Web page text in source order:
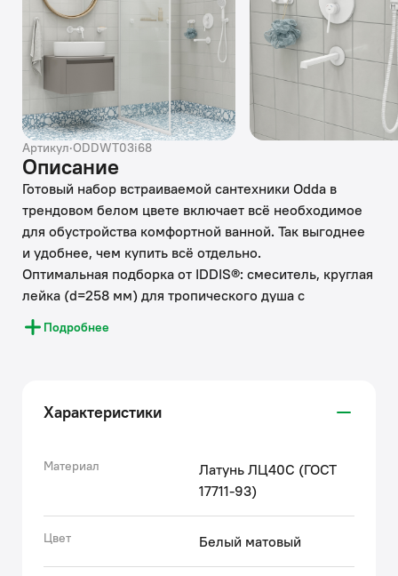
Артикул·ODDWT03i68
Описание
Готовый набор встраиваемой сантехники Odda в
трендовом белом цвете включает всё необходимое
для обустройства комфортной ванной. Так выгоднее
и удобнее, чем купить всё отдельно.
Оптимальная подборка от IDDIS®: смеситель, круглая
лейка (d=258 мм) для тропического душа с
кронштейном, ручная лейка (d=120 мм) с 5
режимами, душевой шланг 1,5 м, излив 203 мм,
• Скрытый монтаж без выступающих элементов
экономит пространство и упрощает уборку.
входных отверстий – ½”.
• Смеситель прослужит долго благодаря надежному
резким изменениям давления и перепадам t воды.
• Тропический душ создает эффект настоящего спа и
обеспечивает максимум удовольствия и комфорта.
Подробнее
Характеристики
Материал
Латунь ЛЦ40C (ГОСТ
17711-93)
Цвет Белый матовый